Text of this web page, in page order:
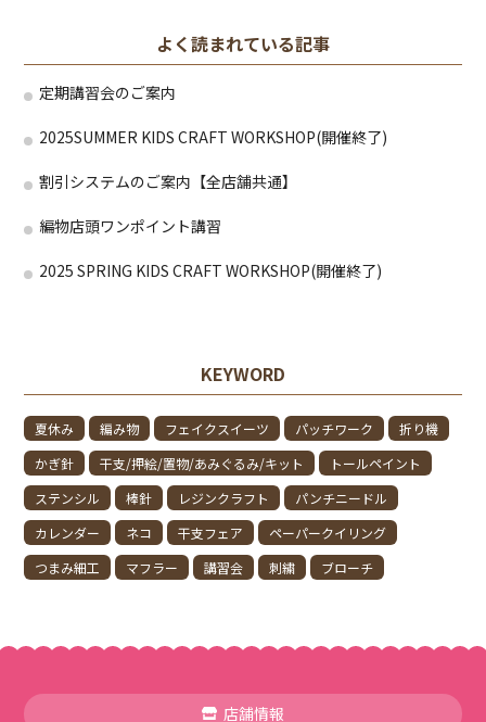
よく読まれている記事
定期講習会のご案内
2025SUMMER KIDS CRAFT WORKSHOP(開催終了)
割引システムのご案内【全店舗共通】
編物店頭ワンポイント講習
2025 SPRING KIDS CRAFT WORKSHOP(開催終了)
KEYWORD
夏休み 編み物 フェイクスイーツ パッチワーク
折り機
かぎ針
干支/押絵/置物/あみぐるみ/キット
トールペイント
ステンシル
棒針 レジンクラフト
パンチニードル
カレンダー
ネコ 干支フェア
ペーパークイリング
つまみ細工
マフラー 講習会 刺繍 ブローチ
店舗情報